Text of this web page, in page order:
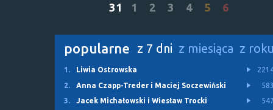
31
1 2 3 4 5 6
popularne z 7 dni z miesiąca z
1. Liwia Ostrowska
2.
Anna Czapp-Treder i Maciej Soczewiński
3.
Jacek Michałowski i Wiesław Trocki